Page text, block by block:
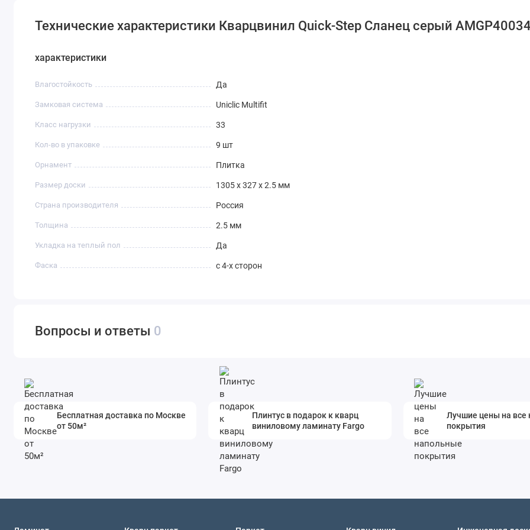
Технические характеристики Кварцвинил Quick-Step Сланец серый
характеристики
Влагостойкость Да
Замковая система Uniclic Multifit
Класс нагрузки 33
Кол-во в упаковке 9 шт
Орнамент Плитка
Размер доски 1305 x 327 x 2.5 мм
Страна производителя Россия
Толщина 2.5 мм
Укладка на теплый пол Да
Фаска с 4-х сторон
Вопросы и ответы 0
Бесплатная доставка по Москве
от 50м²
Плинтус в подарок к кварц
виниловому ламинату Fargo
Лучшие цены на все
покрытия